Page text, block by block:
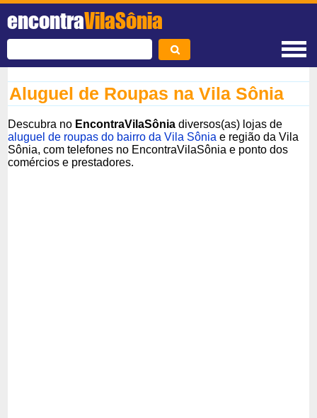
encontraVilaSônia
Aluguel de Roupas na Vila Sônia
Descubra no EncontraVilaSônia diversos(as) lojas de
aluguel de roupas do bairro da Vila Sônia e região da Vila
Sônia, com telefones no EncontraVilaSônia e ponto dos
comércios e prestadores.